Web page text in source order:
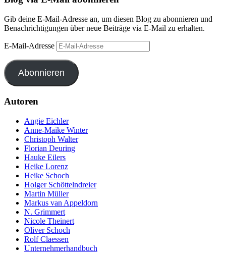
Gib deine E-Mail-Adresse an, um diesen Blog zu abonnieren und
Benachrichtigungen über neue Beiträge via E-Mail zu erhalten.
E-Mail-Adresse
Abonnieren
Autoren
Angie Eichler
Anne-Maike Winter
Christoph Walter
Florian Deuring
Hauke Eilers
Heike Lorenz
Heike Schoch
Holger Schöttelndreier
Martin Müller
Markus van Appeldorn
N. Grimmert
Nicole Theinert
Oliver Schoch
Rolf Claessen
Unternehmerhandbuch